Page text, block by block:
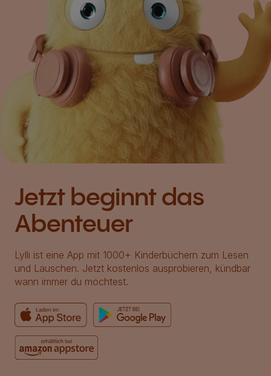
Jetzt beginnt das
Abenteuer
Lylli ist eine App mit 1000+ Kinderbüchern zum Lesen
und Lauschen. Jetzt kostenlos ausprobieren, kündbar
wann immer du möchtest.